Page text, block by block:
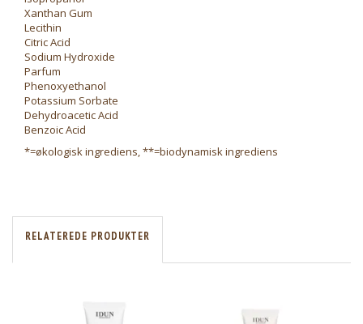
Xanthan Gum
Lecithin
Citric Acid
Sodium Hydroxide
Parfum
Phenoxyethanol
Potassium Sorbate
Dehydroacetic Acid
Benzoic Acid
*=økologisk ingrediens, **=biodynamisk ingrediens
RELATEREDE PRODUKTER